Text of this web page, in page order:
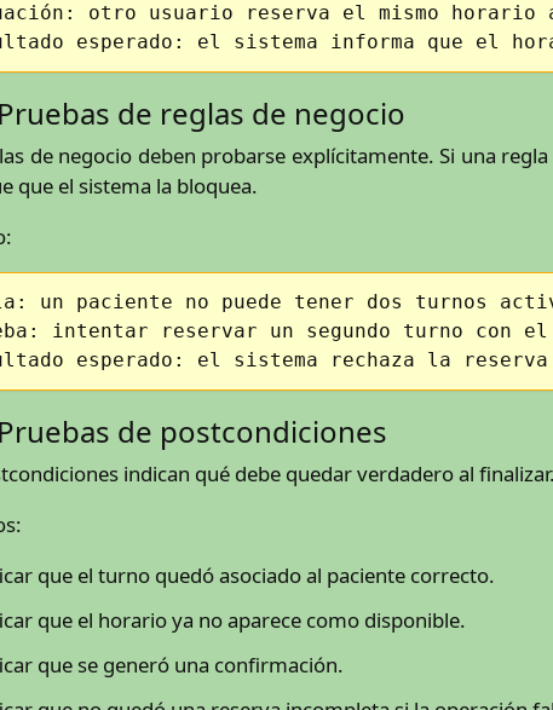
otro usuario reserva el mismo horario
esperado: el sistema informa que el
de reglas de negocio
de negocio deben probarse explícitamente. Si una
que el sistema la bloquea.
un paciente no puede tener dos turnos
intentar reservar un segundo turno con
esperado: el sistema rechaza la
de postcondiciones
indican qué debe quedar verdadero al
que el turno quedó asociado al paciente correcto.
que el horario ya no aparece como disponible.
que se generó una confirmación.